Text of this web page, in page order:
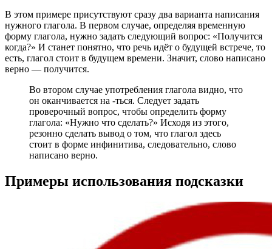
В этом примере присутствуют сразу два варианта написания
нужного глагола. В первом случае, определяя временную
форму глагола, нужно задать следующий вопрос: «Получится
когда?» И станет понятно, что речь идёт о будущей встрече, то
есть, глагол стоит в будущем времени. Значит, слово написано
верно — получится.
Во втором случае употребления глагола видно, что
он оканчивается на -ться. Следует задать
проверочный вопрос, чтобы определить форму
глагола: «Нужно что сделать?» Исходя из этого,
резонно сделать вывод о том, что глагол здесь
стоит в форме инфинитива, следовательно, слово
написано верно.
Примеры использования подсказки